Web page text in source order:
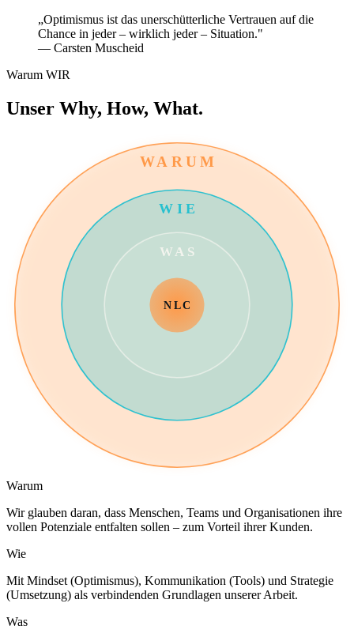
„Optimismus ist das unerschütterliche Vertrauen auf die
Chance in jeder – wirklich jeder – Situation."
— Carsten Muscheid
Warum WIR
Unser Why, How, What.
WARUM
WIE
WAS
NLC
Warum
Wir glauben daran, dass Menschen, Teams und Organisationen ihre
vollen Potenziale entfalten sollen – zum Vorteil ihrer Kunden.
Wie
Mit Mindset (Optimismus), Kommunikation (Tools) und Strategie
(Umsetzung) als verbindenden Grundlagen unserer Arbeit.
Was